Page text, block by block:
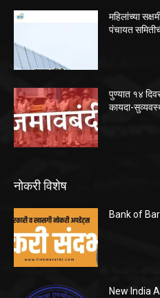
महिलांच्या
पंचायत
पुण्यात १४
कायदा-
नोकरी विशेष
Bank of
New India